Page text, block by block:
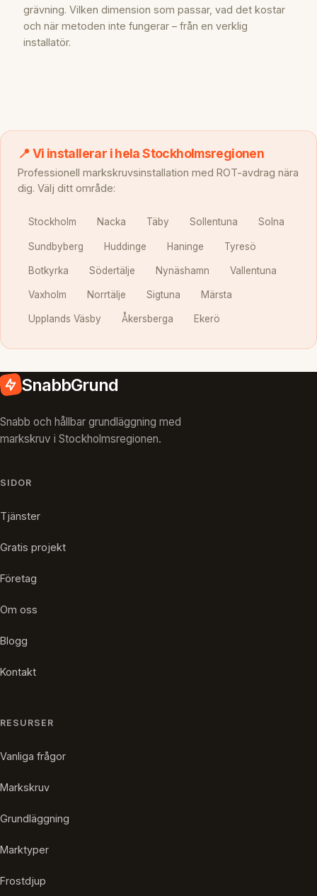
grävning. Vilken dimension som passar, vad det kostar
och när metoden inte fungerar – från en verklig
installatör.
📍 Vi installerar i hela Stockholmsregionen
Professionell markskruvsinstallation med ROT-avdrag nära
dig. Välj ditt område:
Stockholm Nacka Täby Sollentuna Solna
Sundbyberg Huddinge Haninge Tyresö
Botkyrka Södertälje Nynäshamn Vallentuna
Vaxholm Norrtälje Sigtuna Märsta
Upplands Väsby Åkersberga Ekerö
SnabbGrund
Snabb och hållbar grundläggning med
markskruv i Stockholmsregionen.
SIDOR
Tjänster
Gratis projekt
Företag
Om oss
Blogg
Kontakt
RESURSER
Vanliga frågor
Markskruv
Grundläggning
Marktyper
Frostdjup